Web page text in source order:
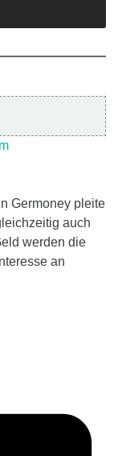
Germoney pleite
auch
werden die
an